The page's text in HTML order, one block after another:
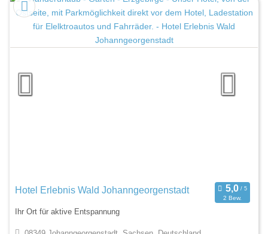
Hotel Erlebnis Wald Johanngeorgenstadt
2 Bew.
Ihr Ort für aktive Entspannung